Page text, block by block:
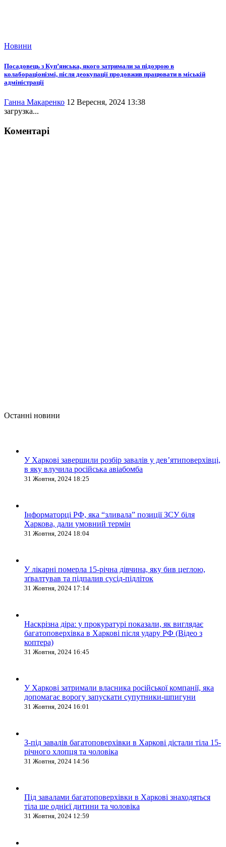
Новини
Посадовець з Куп’янська, якого затримали за підозрою в
колабораціонізмі, після деокупації продовжив працювати в міській
адміністрації
Ганна Макаренко 12 Вересня, 2024 13:38
загрузка...
Коментарі
Останні новини
У Харкові завершили розбір завалів у дев’ятиповерхівці,
в яку влучила російська авіабомба
31 Жовтня, 2024 18:25
Інформаторці РФ, яка “зливала” позиції ЗСУ біля
Харкова, дали умовний термін
31 Жовтня, 2024 18:04
У лікарні померла 15-річна дівчина, яку бив цеглою,
зґвалтував та підпалив сусід-підліток
31 Жовтня, 2024 17:14
Наскрізна діра: у прокуратурі показали, як виглядає
багатоповерхівка в Харкові після удару РФ (Відео з
коптера)
31 Жовтня, 2024 16:45
У Харкові затримали власника російської компанії, яка
допомагає ворогу запускати супутники-шпигуни
31 Жовтня, 2024 16:01
З-під завалів багатоповерхівки в Харкові дістали тіла 15-
річного хлопця та чоловіка
31 Жовтня, 2024 14:56
Під завалами багатоповерхівки в Харкові знаходяться
тіла ще однієї дитини та чоловіка
31 Жовтня, 2024 12:59